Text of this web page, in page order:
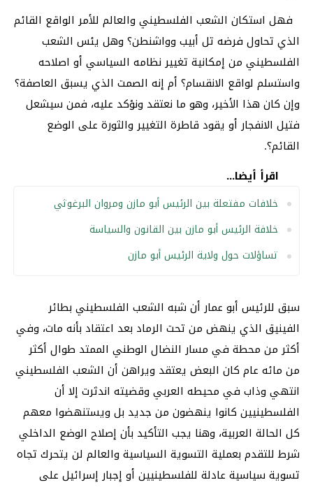
فهل استكان الشعب الفلسطيني والعالم للأمر الواقع القائم
الذي تحاول فرضه تل أبيب وواشنطن؟ وهل يئس الشعب
الفلسطيني من إمكانية تغيير نظامه السياسي أو اصلاحه
واستسلم لواقع الانقسام؟ أم إنه الصمت الذي يسبق العاصفة؟
وإن كان هذا الأخير، وهو ما نعتقد ونؤكد عليه، فمن سيشعل
فتيل الانفجار أو يقود قاطرة التغيير والثورة على الوضع
القائم؟.
اقرأ أيضا...
خلافات مفتعلة بين الرئيس أبو مازن ومروان البرغوثي
خلافة الرئيس أبو مازن بين القانون والسياسة
تساؤلات حول ولاية الرئيس أبو مازن
سبق للرئيس أبو عمار أن شبه الشعب الفلسطيني بطائر
الفينيق الذي ينهض من تحت الرماد بعد اعتقاد بأنه مات، وفي
أكثر من محطة في مسار النضال الوطني الممتد طوال أكثر
من مائه عام كان البعض يعتقد ويراهن أن الشعب الفلسطيني
انتهي وذاب في محيطه العربي وقضيته اندثرت إلا أن
الفلسطينيين كانوا ينهضون من جديد بل ويستنهضوا معهم
كل الحالة العربية، وهنا يجب التأكيد بأن إصلاح الوضع الداخلي
شرط للتقدم بعملية التسوية السياسية والعالم لن يتحرك تجاه
تسوية سياسية عادلة للفلسطينيين أو إجبار إسرائيل على